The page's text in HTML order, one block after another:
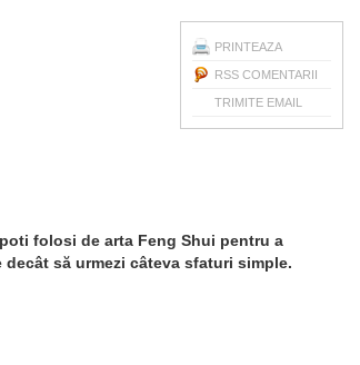
PRINTEAZA
RSS COMENTARII
TRIMITE EMAIL
folosi de arta Feng Shui pentru a
să urmezi câteva sfaturi simple.